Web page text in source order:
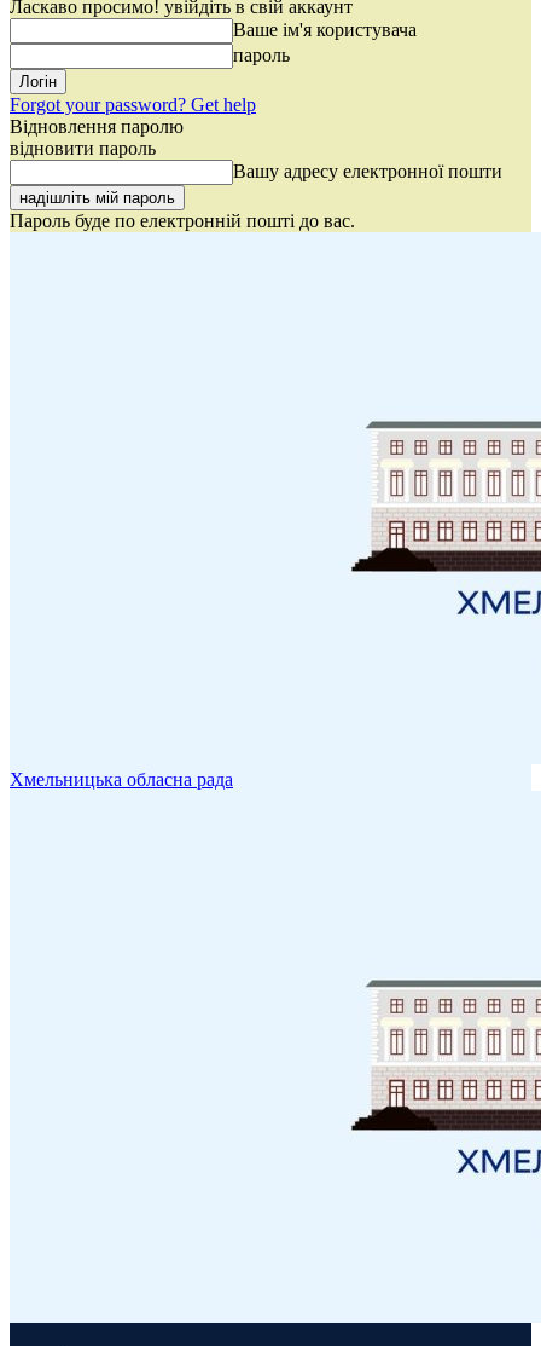
Ласкаво просимо! увійдіть в свій аккаунт
Ваше ім'я користувача
пароль
Forgot your password? Get help
Відновлення паролю
відновити пароль
Вашу адресу електронної пошти
Пароль буде по електронній пошті до вас.
Хмельницька обласна рада